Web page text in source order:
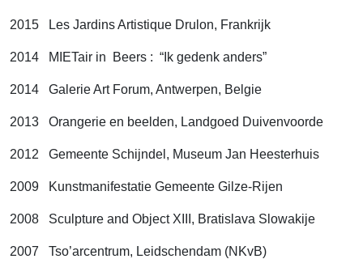
2015 Les Jardins Artistique Drulon, Frankrijk
2014 MIETair in Beers : “Ik gedenk anders”
2014 Galerie Art Forum, Antwerpen, Belgie
2013 Orangerie en beelden, Landgoed Duivenvoorde
2012 Gemeente Schijndel, Museum Jan Heesterhuis
2009 Kunstmanifestatie Gemeente Gilze-Rijen
2008 Sculpture and Object XIII, Bratislava Slowakije
2007 Tso’arcentrum, Leidschendam (NKvB)